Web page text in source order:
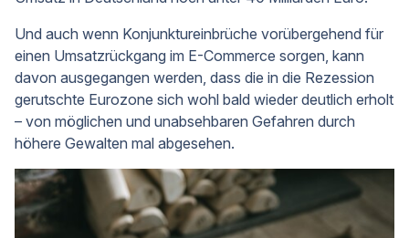
Und auch wenn Konjunktureinbrüche vorübergehend für
einen Umsatzrückgang im E-Commerce sorgen, kann
davon ausgegangen werden, dass die in die Rezession
gerutschte Eurozone sich wohl bald wieder deutlich erholt
– von möglichen und unabsehbaren Gefahren durch
höhere Gewalten mal abgesehen.